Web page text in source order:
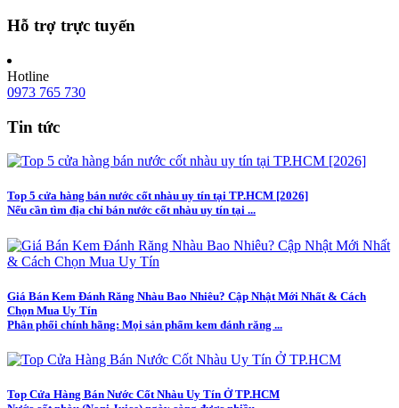
Hỗ trợ trực tuyến
Hotline
0973 765 730
Tin tức
Top 5 cửa hàng bán nước cốt nhàu uy tín tại TP.HCM [2026]
Nếu cần tìm địa chỉ bán nước cốt nhàu uy tín tại ...
Giá Bán Kem Đánh Răng Nhàu Bao Nhiêu? Cập Nhật Mới Nhất & Cách
Chọn Mua Uy Tín
Phân phối chính hãng: Mọi sản phẩm kem đánh răng ...
Top Cửa Hàng Bán Nước Cốt Nhàu Uy Tín Ở TP.HCM